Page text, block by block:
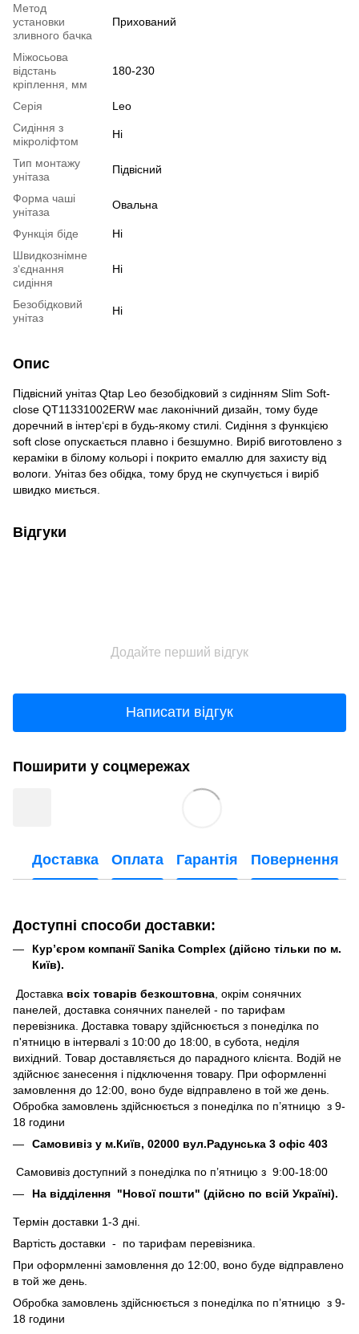
Метод
установки
зливного бачка
Прихований
Міжосьова
відстань
кріплення, мм
180-230
Серія
Leo
Сидіння з
мікроліфтом
Ні
Тип монтажу
унітаза
Підвісний
Форма чаші
унітаза
Овальна
Функція біде
Ні
Швидкознімне
з‘єднання
сидіння
Ні
Безобідковий
унітаз
Ні
Опис
Підвісний унітаз Qtap Leo безобідковий з сидінням Slim Soft-
close QT11331002ERW має лаконічний дизайн, тому буде
доречний в інтер‘єрі в будь-якому стилі. Сидіння з функцією
soft close опускається плавно і безшумно. Виріб виготовлено з
кераміки в білому кольорі і покрито емаллю для захисту від
вологи. Унітаз без обідка, тому бруд не скупчується і виріб
швидко миється.
Відгуки
Додайте перший відгук
Написати відгук
Поширити у соцмережах
Доставка Оплата Гарантія Повернення
Доступні способи доставки:
Кур’єром компанії Sanika Complex (дійсно тільки по м.
Київ).
Доставка всіх товарів безкоштовна , окрім сонячних
панелей, доставка сонячних панелей - по тарифам
перевізника. Доставка товару здійснюється з понеділка по
п'ятницю в інтервалі з 10:00 до 18:00, в субота, неділя
вихідний. Товар доставляється до парадного клієнта. Водій не
здійснює занесення і підключення товару. При оформленні
замовлення до 12:00, воно буде відправлено в той же день.
Обробка замовлень здійснюється з понеділка по п’ятницю з 9-
18 години
Самовивіз у м.Київ, 02000 вул.Радунська 3 офіс 403
Самовивіз доступний з понеділка по п’ятницю з 9:00-18:00
На відділення "Нової пошти" (дійсно по всій Україні).
Термін доставки 1-3 дні.
Вартість доставки - по тарифам перевізника.
При оформленні замовлення до 12:00, воно буде відправлено
в той же день.
Обробка замовлень здійснюється з понеділка по п’ятницю з 9-
18 години